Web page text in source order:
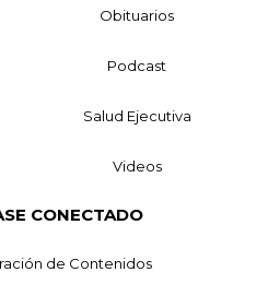
Obituarios
Podcast
Salud Ejecutiva
Videos
CONECTADO
de Contenidos